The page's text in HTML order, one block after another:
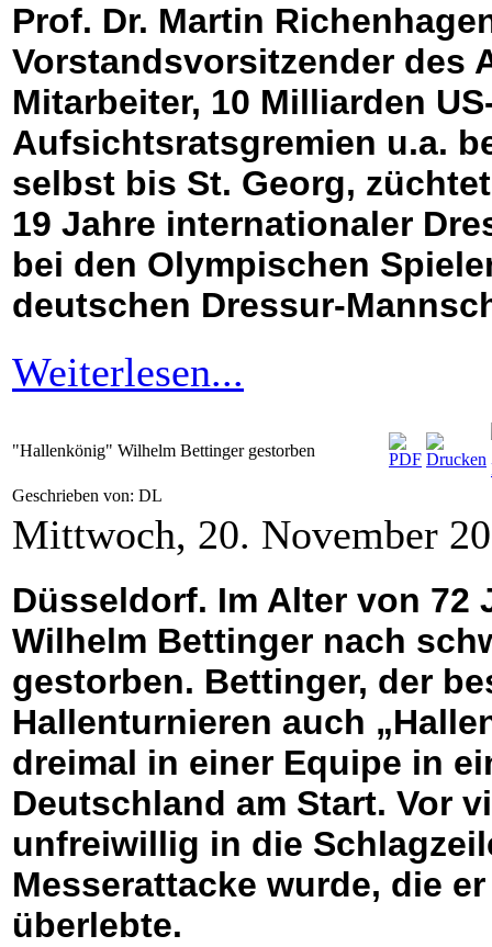
Prof. Dr. Martin
Vorstandsvorsitzender des
Mitarbeiter, 10 Milliarden
Aufsichtsratsgremien u.a.
selbst bis St. Georg,
19 Jahre internationaler
bei den Olympischen
deutschen Dressur-
Weiterlesen...
"Hallenkönig" Wilhelm Bettinger gestorben
Geschrieben von: DL
Mittwoch, 20. November
Düsseldorf. Im Alter von
Wilhelm Bettinger nach
gestorben. Bettinger, der
Hallenturnieren auch
dreimal in einer Equipe in
Deutschland am Start. Vor
unfreiwillig in die
Messerattacke wurde, die
überlebte.